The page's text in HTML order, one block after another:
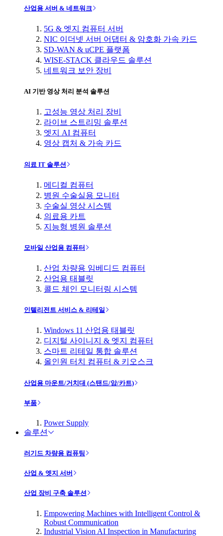
산업용 서버 & 네트워크
5G & 엣지 컴퓨터 서버
NIC 이더넷 서버 어댑터 & 암호화 가속 카드
SD-WAN & uCPE 플랫폼
WISE-STACK 클라우드 솔루션
네트워크 보안 장비
AI 기반 영상 처리 분석 솔루션
고성능 영상 처리 장비
라이브 스트리밍 솔루션
엣지 AI 컴퓨터
영상 캡처 & 가속 카드
의료 IT 솔루션
메디컬 컴퓨터
병원 수술실용 모니터
수술실 영상 시스템
의료용 카트
지능형 병원 솔루션
모바일 산업용 컴퓨터
산업 차량용 임베디드 컴퓨터
산업용 태블릿
콜드 체인 모니터링 시스템
인텔리전트 서비스 & 리테일
Windows 11 산업용 태블릿
디지털 사이니지 & 엣지 컴퓨터
스마트 리테일 통합 솔루션
올인원 터치 컴퓨터 & 키오스크
산업용 마운트/거치대 (스탠드/암/카트)
부품
Power Supply
솔루션
러기드 차량용 컴퓨팅
산업 & 엣지 서버
산업 장비 구축 솔루션
Empowering Machines with Intelligent Control &
Robust Communication
Industrial Vision AI Inspection in Manufacturing